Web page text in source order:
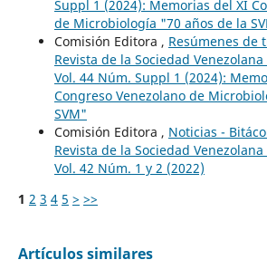
Suppl 1 (2024): Memorias del XI
de Microbiología "70 años de la
Comisión Editora , Resúmenes de
Revista de la Sociedad
Vol. 44 Núm. Suppl 1 (2024):
Congreso Venezolano de
SVM"
Comisión Editora , Noticias -
Revista de la Sociedad
Vol. 42 Núm. 1 y 2 (2022)
1 2 3 4 5 > >>
Artículos similares